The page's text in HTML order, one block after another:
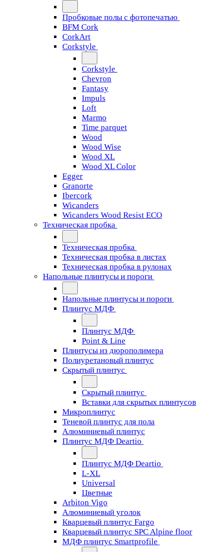
Пробковые полы с фотопечатью
BFM Cork
CorkArt
Corkstyle
Corkstyle
Chevron
Fantasy
Impuls
Loft
Marmo
Time parquet
Wood
Wood Wise
Wood XL
Wood XL Color
Egger
Granorte
Ibercork
Wicanders
Wicanders Wood Resist ECO
Техническая пробка
Техническая пробка
Техническая пробка в листах
Техническая пробка в рулонах
Напольные плинтусы и пороги
Напольные плинтусы и пороги
Плинтус МДФ
Плинтус МДФ
Point & Line
Плинтусы из дюрополимера
Полиуретановый плинтус
Скрытый плинтус
Скрытый плинтус
Вставки для скрытых плинтусов
Микроплинтус
Теневой плинтус для пола
Алюминиевый плинтус
Плинтус МДФ Deartio
Плинтус МДФ Deartio
L-XL
Universal
Цветные
Arbiton Vigo
Алюминиевый уголок
Кварцевый плинтус Fargo
Кварцевый плинтус SPC Alpine floor
МДФ плинтус Smartprofile